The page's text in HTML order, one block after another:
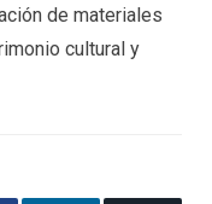
de materiales
cultural y